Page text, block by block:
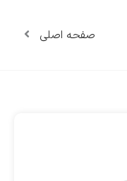
صفحه اصلی